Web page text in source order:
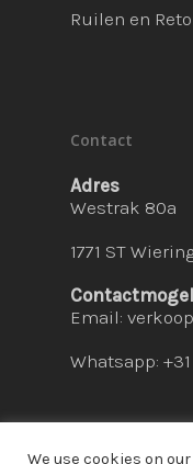
Ruilen en
Contact
Adres
Westrak 80a
1771 ST
Email:
Whatsapp:
We use cookies on